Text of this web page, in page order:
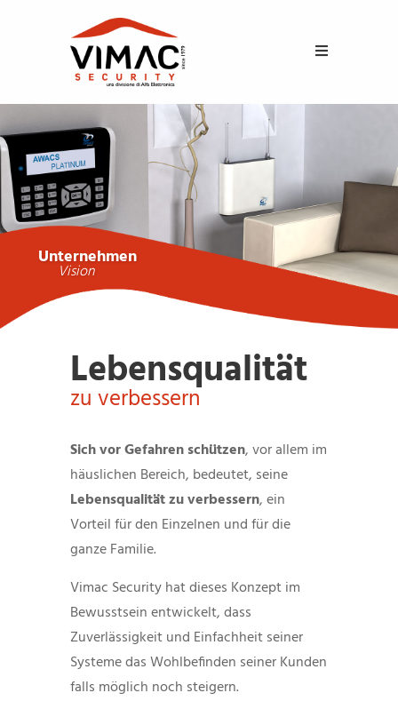
Vision
Unternehmen
Lebensqualität
zu verbessern
Sich vor Gefahren schützen, vor allem im
häuslichen Bereich, bedeutet, seine
Lebensqualität zu verbessern, ein
Vorteil für den Einzelnen und für die
ganze Familie.
Vimac Security hat dieses Konzept im
Bewusstsein entwickelt, dass
Zuverlässigkeit und Einfachheit seiner
Systeme das Wohlbefinden seiner Kunden
falls möglich noch steigern.